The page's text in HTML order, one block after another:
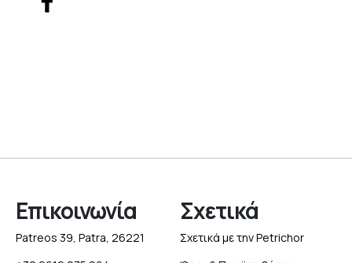
Επικοινωνία
Patreos 39, Patra, 26221
Σχετικά
Σχετικά με την Petrichor